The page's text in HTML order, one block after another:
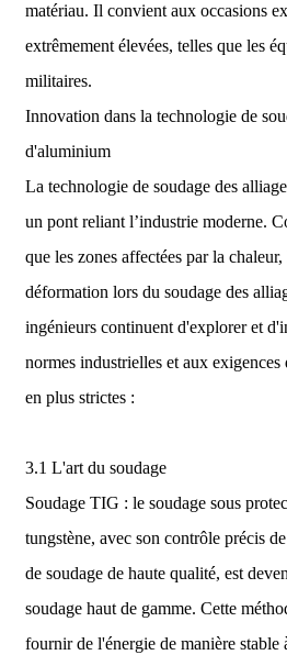
matériau. Il convient aux occasions
extrêmement élevées, telles que les
militaires.
Innovation dans la technologie de
d'aluminium
La technologie de soudage des
un pont reliant l’industrie moderne.
que les zones affectées par la chaleur,
déformation lors du soudage des
ingénieurs continuent d'explorer et
normes industrielles et aux
en plus strictes :
3.1 L'art du soudage
Soudage TIG : le soudage sous
tungstène, avec son contrôle précis
de soudage de haute qualité, est
soudage haut de gamme. Cette
fournir de l'énergie de manière stable